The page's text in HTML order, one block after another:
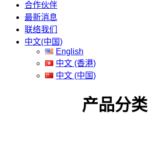
合作伙伴
最新消息
联络我们
中文(中国)
English
中文 (香港)
中文 (中国)
产品分类